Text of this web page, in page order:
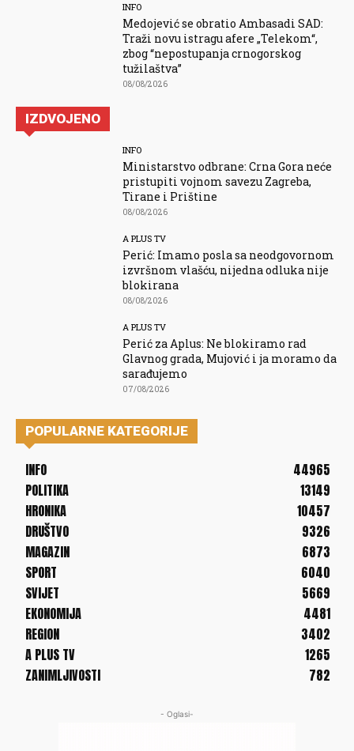
INFO
Medojević se obratio Ambasadi SAD:
Traži novu istragu afere „Telekom“,
zbog “nepostupanja crnogorskog
tužilaštva”
08/08/2026
IZDVOJENO
INFO
Ministarstvo odbrane: Crna Gora neće
pristupiti vojnom savezu Zagreba,
Tirane i Prištine
08/08/2026
A PLUS TV
Perić: Imamo posla sa neodgovornom
izvršnom vlašću, nijedna odluka nije
blokirana
08/08/2026
A PLUS TV
Perić za Aplus: Ne blokiramo rad
Glavnog grada, Mujović i ja moramo da
sarađujemo
07/08/2026
POPULARNE KATEGORIJE
INFO
44965
POLITIKA
13149
HRONIKA
10457
DRUŠTVO
9326
MAGAZIN
6873
SPORT
6040
SVIJET
5669
EKONOMIJA
4481
REGION
3402
A PLUS TV
1265
ZANIMLJIVOSTI
782
- Oglasi-